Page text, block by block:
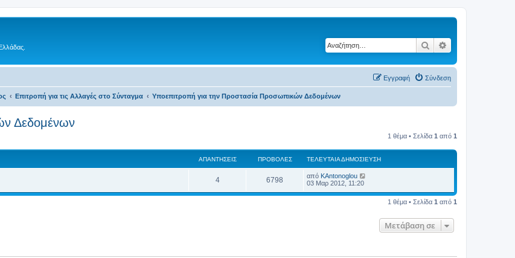
Αναζήτηση
Σύνδεση
Εγγραφή
Επιτροπή για τις Αλλαγές στο Σύνταγμα Υποεπιτροπή για την Προστασία Προσωπικών Δεδομένων
Δεδομένων
1 θέμα • Σελίδα 1 από 1
ΑΠΑΝΤΉΣΕΙΣ ΠΡΟΒΟΛΈΣ ΤΕΛΕΥΤΑΊΑ ΔΗΜΟΣΊΕΥΣΗ
4 6798 από KAntonoglou
03 Μαρ 2012, 11:20
1 θέμα • Σελίδα 1 από 1
Μετάβαση σε